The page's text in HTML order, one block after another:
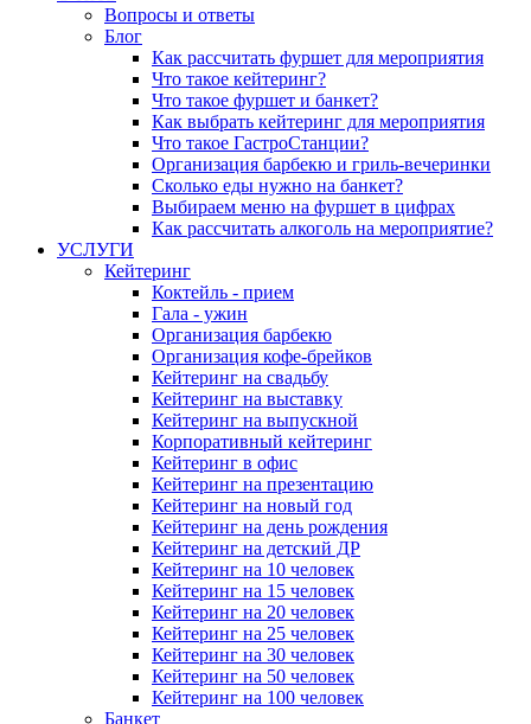
Вопросы и ответы
Блог
Как рассчитать фуршет для мероприятия
Что такое кейтеринг?
Что такое фуршет и банкет?
Как выбрать кейтеринг для мероприятия
Что такое ГастроСтанции?
Организация барбекю и гриль-вечеринки
Сколько еды нужно на банкет?
Выбираем меню на фуршет в цифрах
Как рассчитать алкоголь на мероприятие?
УСЛУГИ
Кейтеринг
Коктейль - прием
Гала - ужин
Организация барбекю
Организация кофе-брейков
Кейтеринг на свадьбу
Кейтеринг на выставку
Кейтеринг на выпускной
Корпоративный кейтеринг
Кейтеринг в офис
Кейтеринг на презентацию
Кейтеринг на новый год
Кейтеринг на день рождения
Кейтеринг на детский ДР
Кейтеринг на 10 человек
Кейтеринг на 15 человек
Кейтеринг на 20 человек
Кейтеринг на 25 человек
Кейтеринг на 30 человек
Кейтеринг на 50 человек
Кейтеринг на 100 человек
Банкет